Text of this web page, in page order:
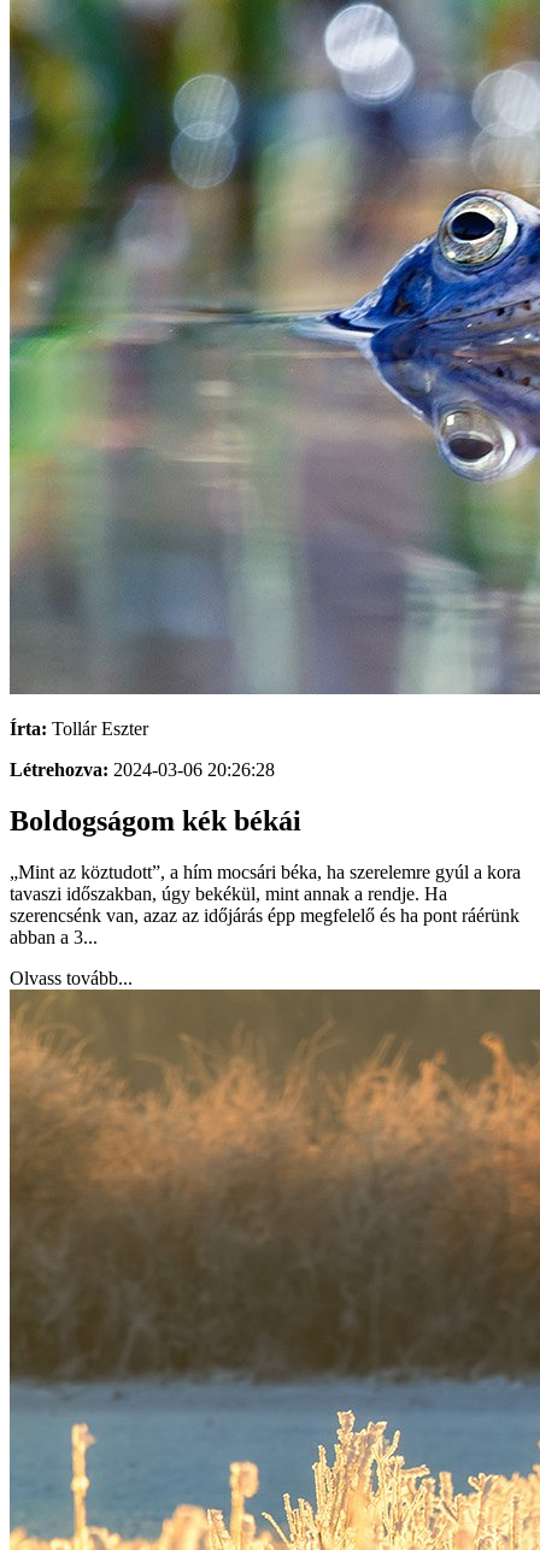
Írta: Tollár Eszter
Létrehozva: 2024-03-06 20:26:28
Boldogságom kék békái
„Mint az köztudott”, a hím mocsári béka, ha szerelemre gyúl a kora
tavaszi időszakban, úgy bekékül, mint annak a rendje. Ha
szerencsénk van, azaz az időjárás épp megfelelő és ha pont ráérünk
abban a 3...
Olvass tovább...